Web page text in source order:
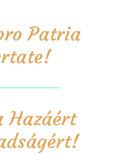
Patria
Hazáért